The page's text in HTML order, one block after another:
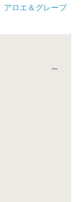
アロエ＆グレープ